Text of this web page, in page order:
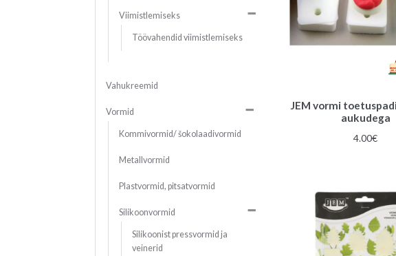
JEM vormi
aukudega
4.00€
Viimistlemiseks
Töövahendid viimistlemiseks
Vahukreemid
Vormid
Kommivormid/ šokolaadivormid
Metallvormid
Plastvormid, pitsatvormid
Silikoonvormid
Silikoonist pressvormid ja
veinerid